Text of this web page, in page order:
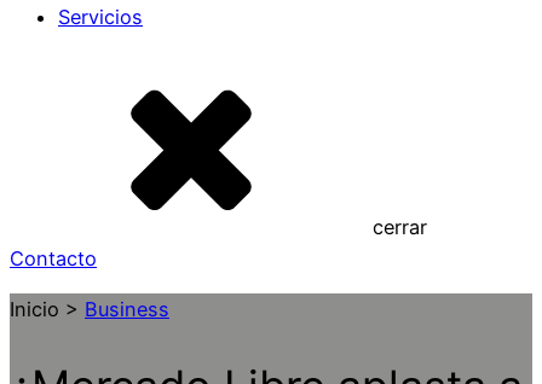
Servicios
cerrar
Contacto
Inicio > Business